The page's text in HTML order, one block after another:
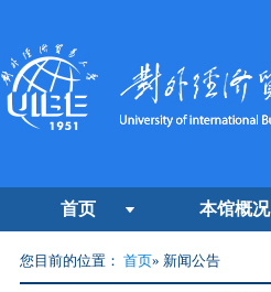
首页 本馆概况
您目前的位置： 首页» 新闻公告